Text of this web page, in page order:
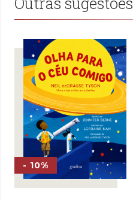
- 10%